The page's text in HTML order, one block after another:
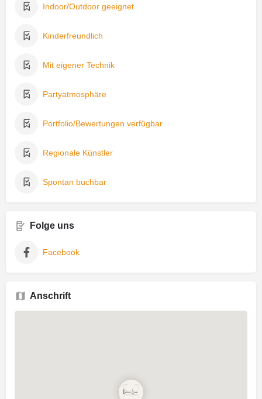
Indoor/Outdoor geeignet
Kinderfreundlich
Mit eigener Technik
Partyatmosphäre
Portfolio/Bewertungen verfügbar
Regionale Künstler
Spontan buchbar
Folge uns
Facebook
Anschrift